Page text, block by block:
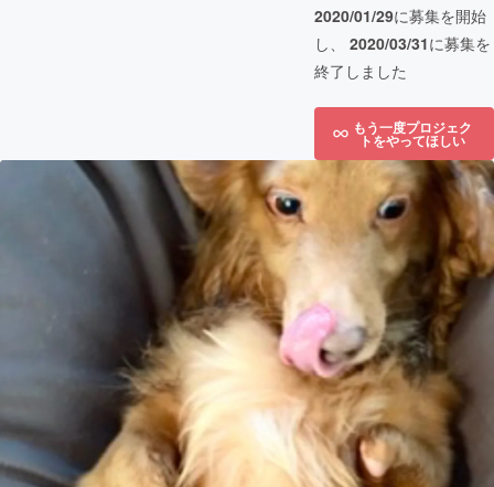
2020/01/29に募集を開始
し、 2020/03/31に募集を
終了しました
もう一度プロジェク
トをやってほしい